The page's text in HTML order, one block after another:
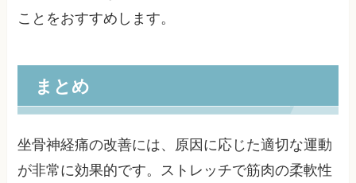
ことをおすすめします。
まとめ
坐骨神経痛の改善には、原因に応じた適切な運動
が非常に効果的です。ストレッチで筋肉の柔軟性